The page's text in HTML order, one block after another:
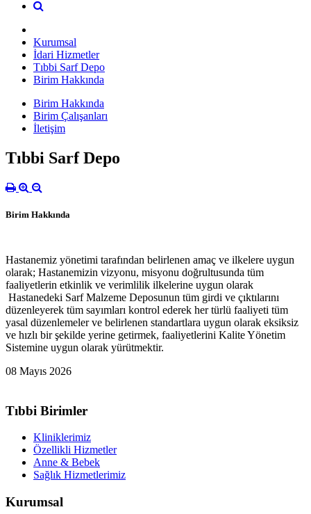
Kurumsal
İdari Hizmetler
Tıbbi Sarf Depo
Birim Hakkında
Birim Hakkında
Birim Çalışanları
İletişim
Tıbbi Sarf Depo
Birim Hakkında
Hastanemiz yönetimi tarafından belirlenen amaç ve ilkelere uygun
olarak; Hastanemizin vizyonu, misyonu doğrultusunda tüm
faaliyetlerin etkinlik ve verimlilik ilkelerine uygun olarak
Hastanedeki Sarf Malzeme Deposunun tüm girdi ve çıktılarını
düzenleyerek tüm sayımları kontrol ederek her türlü faaliyeti tüm
yasal düzenlemeler ve belirlenen standartlara uygun olarak eksiksiz
ve hızlı bir şekilde yerine getirmek, faaliyetlerini Kalite Yönetim
Sistemine uygun olarak yürütmektir.
08 Mayıs 2026
Tıbbi Birimler
Kliniklerimiz
Özellikli Hizmetler
Anne & Bebek
Sağlık Hizmetlerimiz
Kurumsal